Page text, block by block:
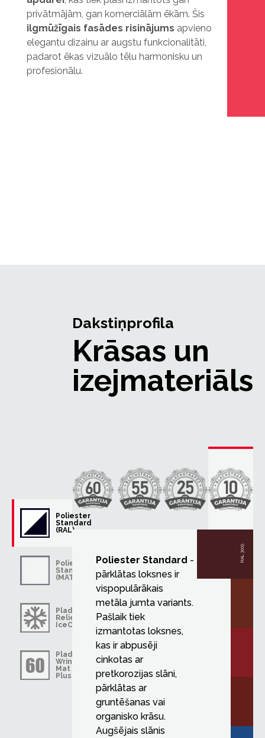
privātmājām, gan komerciālām ēkām. Šis
ilgmūžīgais fasādes risinājums apvieno
elegantu dizainu ar augstu funkcionalitāti,
padarot ēkas vizuālo tēlu harmonisku un
profesionālu.
Poliester
Standard
(RAL)
Poliester
Standard
(MAT)
Pladur®
Relief
IceCrystal
Pladur®
Wrinkle
Mat
Plus
Dakstiņprofila
Krāsas un
izejmateriāls
RAL 3005
Poliester Standard -
pārklātas loksnes ir
vispopulārākais
metāla jumta variants.
Pašlaik tiek
izmantotas loksnes,
kas ir abpusēji
cinkotas ar
pretkorozijas slāni,
pārklātas ar
gruntēšanas vai
organisko krāsu.
Augšējais slānis